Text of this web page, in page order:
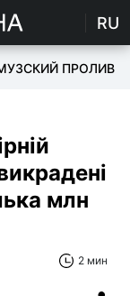
RU
ПРОЛИВ
млн
2 мин